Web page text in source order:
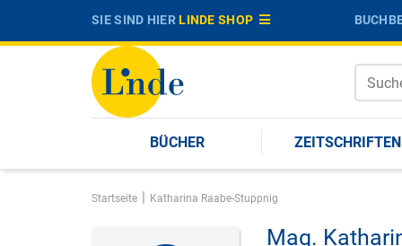
SIE SIND HIERLINDE SHOP
BÜCHER ZEITSCHRIFTEN
Startseite | Katharina Raabe-Stuppnig
Mag.